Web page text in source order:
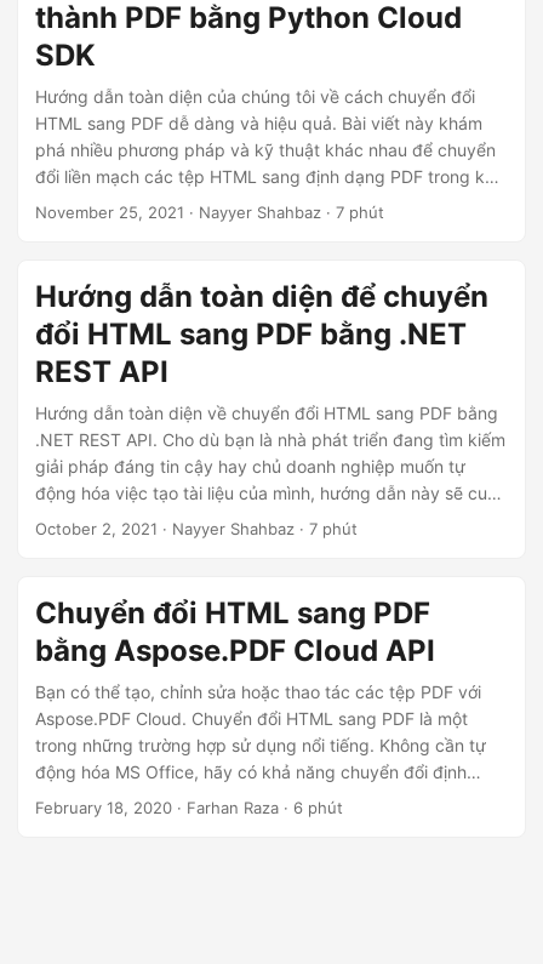
ư
ớ
thành PDF bằng Python Cloud
SDK
Hướng dẫn toàn diện của chúng tôi về cách chuyển đổi
HTML sang PDF dễ dàng và hiệu quả. Bài viết này khám
phá nhiều phương pháp và kỹ thuật khác nhau để chuyển
đổi liền mạch các tệp HTML sang định dạng PDF trong khi
vẫn giữ nguyên nội dung web gốc. Cho dù bạn muốn chia
giá trị. Chúng tôi sẽ hướng dẫn bạn các bước và phương
pháp hay nhất để đảm bảo quá trình chuyển đổi suôn sẻ từ
định dạng HTML sang PDF, giúp nội dung của bạn có thể
truy cập và di động chỉ bằng vài cú nhấp chuột.
November 25, 2021 · Nayyer Shahbaz · 7 phút
Hướng dẫn toàn diện để chuyển
đổi HTML sang PDF bằng .NET
REST API
Hướng dẫn toàn diện về chuyển đổi HTML sang PDF bằng
.NET REST API. Cho dù bạn là nhà phát triển đang tìm kiếm
giải pháp đáng tin cậy hay chủ doanh nghiệp muốn tự
động hóa việc tạo tài liệu của mình, hướng dẫn này sẽ cung
cấp cho bạn những hiểu biết cần thiết để chuyển đổi HTML
chuyên nghiệp, có thể chia sẻ và có thể in.
October 2, 2021 · Nayyer Shahbaz · 7 phút
Chuyển đổi HTML sang PDF
bằng Aspose.PDF Cloud API
Bạn có thể tạo, chỉnh sửa hoặc thao tác các tệp PDF với
Aspose.PDF Cloud. Chuyển đổi HTML sang PDF là một
trong những trường hợp sử dụng nổi tiếng. Không cần tự
động hóa MS Office, hãy có khả năng chuyển đổi định
dạng HTML sang PDF với REST API.
February 18, 2020 · Farhan Raza · 6 phút